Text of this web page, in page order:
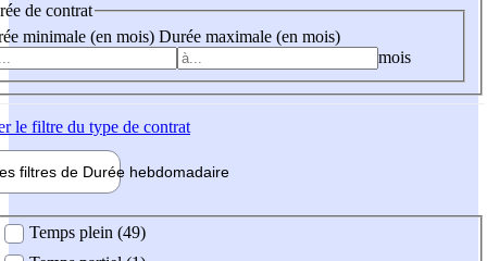
de contrat
minimale (en mois) Durée maximale (en mois)
mois
le filtre du type de contrat
filtres de Durée hebdomadaire
Temps plein (49)